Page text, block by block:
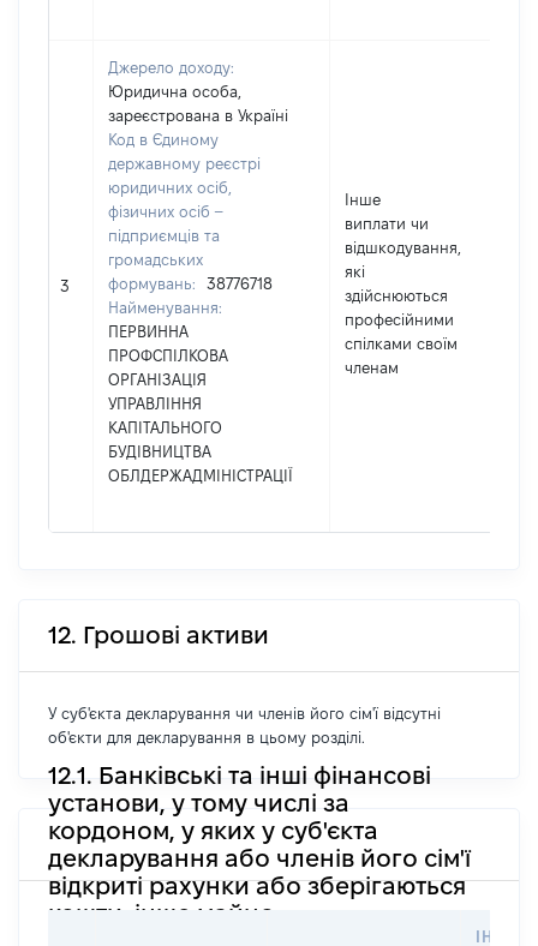
3
Джерело доходу:
Юридична особа,
зареєстрована в Україні
Код в Єдиному
державному реєстрі
юридичних осіб,
фізичних осіб –
підприємців та
громадських
формувань:
38776718
Найменування:
ПЕРВИННА
ПРОФСПІЛКОВА
ОРГАНІЗАЦІЯ
УПРАВЛІННЯ
КАПІТАЛЬНОГО
БУДІВНИЦТВА
ОБЛДЕРЖАДМІНІСТРАЦІЇ
Інше
виплати чи
відшкодування,
які
здійснюються
професійними
спілками своїм
членам
12. Грошові активи
У суб'єкта декларування чи членів його сім'ї відсутні
об'єкти для декларування в цьому розділі.
12.1. Банківські та інші фінансові
установи, у тому числі за
кордоном, у яких у суб'єкта
декларування або членів його сім'ї
відкриті рахунки або зберігаються
кошти, інше майно